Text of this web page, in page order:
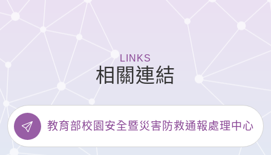
LINKS
相關連結
教育部校園安全暨災害防救通報處理中心